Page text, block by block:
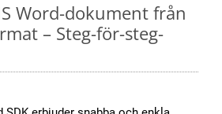
Word-dokument från
– Steg-för-steg-